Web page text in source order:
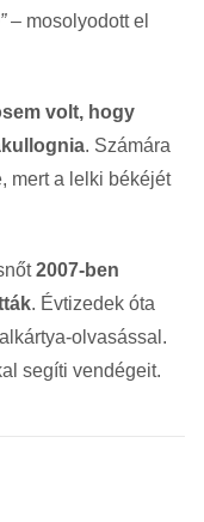
– mosolyodott el
volt, hogy
. Számára
mert a lelki békéjét
2007-ben
. Évtizedek óta
olvasással.
segíti vendégeit.